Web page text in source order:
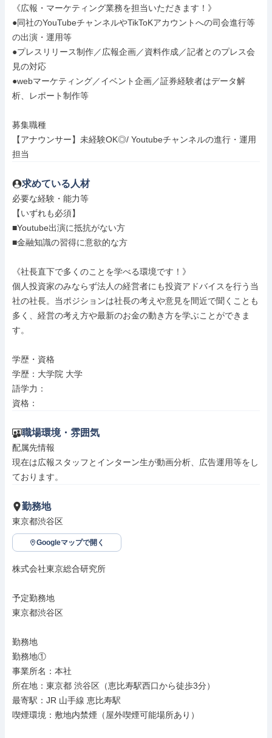
《広報・マーケティング業務を担当いただきます！》
●同社のYouTubeチャンネルやTikToKアカウントへの司会進行等
の出演・運用等
●プレスリリース制作／広報企画／資料作成／記者とのプレス会
見の対応
●webマーケティング／イベント企画／証券経験者はデータ解
析、レポート制作等
募集職種
【アナウンサー】未経験OK◎/ Youtubeチャンネルの進行・運用
担当
求めている人材
必要な経験・能力等
【いずれも必須】
■Youtube出演に抵抗がない方
■金融知識の習得に意欲的な方
《社長直下で多くのことを学べる環境です！》
個人投資家のみならず法人の経営者にも投資アドバイスを行う当
社の社長。当ポジションは社長の考えや意見を間近で聞くことも
多く、経営の考え方や最新のお金の動き方を学ぶことができま
す。
学歴・資格
学歴：大学院 大学
語学力：
資格：
職場環境・雰囲気
配属先情報
現在は広報スタッフとインターン生が動画分析、広告運用等をし
ております。
勤務地
東京都渋谷区
Googleマップで開く
株式会社東京総合研究所
予定勤務地
東京都渋谷区
勤務地
勤務地①
事業所名：本社
所在地：東京都 渋谷区（恵比寿駅西口から徒歩3分）
最寄駅：JR 山手線 恵比寿駅
喫煙環境：敷地内禁煙（屋外喫煙可能場所あり）